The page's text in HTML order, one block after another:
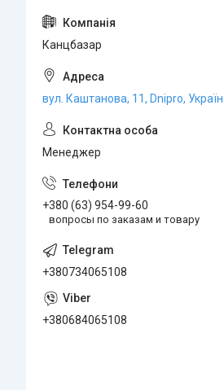
Канцбазар
вул. Каштанова, 11, Dnipro,
Менеджер
+380 (63) 954-99-60
вопросы по заказам и товару
+380734065108
+380684065108